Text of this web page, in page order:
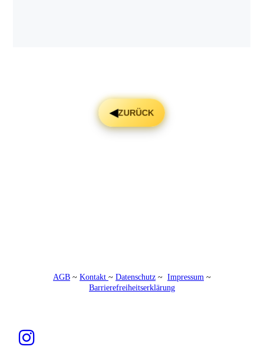
AGB ~ Kontakt ~ Datenschutz ~ Impressum ~
Barrierefreiheitserklärung